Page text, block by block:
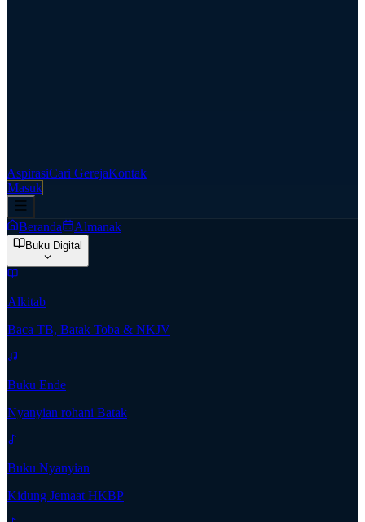
AspirasiCari GerejaKontak
Masuk
Beranda Almanak
Buku Digital
Alkitab
Baca TB, Batak Toba & NKJV
Buku Ende
Nyanyian rohani Batak
Buku Nyanyian
Kidung Jemaat HKBP